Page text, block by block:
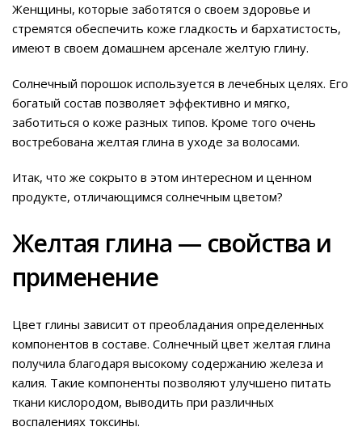
Женщины, которые заботятся о своем здоровье и
стремятся обеспечить коже гладкость и бархатистость,
имеют в своем домашнем арсенале желтую глину.
Солнечный порошок используется в лечебных целях. Его
богатый состав позволяет эффективно и мягко,
заботиться о коже разных типов. Кроме того очень
востребована желтая глина в уходе за волосами.
Итак, что же сокрыто в этом интересном и ценном
продукте, отличающимся солнечным цветом?
Желтая глина — свойства и
применение
Цвет глины зависит от преобладания определенных
компонентов в составе. Солнечный цвет желтая глина
получила благодаря высокому содержанию железа и
калия. Такие компоненты позволяют улучшено питать
ткани кислородом, выводить при различных
воспалениях токсины.